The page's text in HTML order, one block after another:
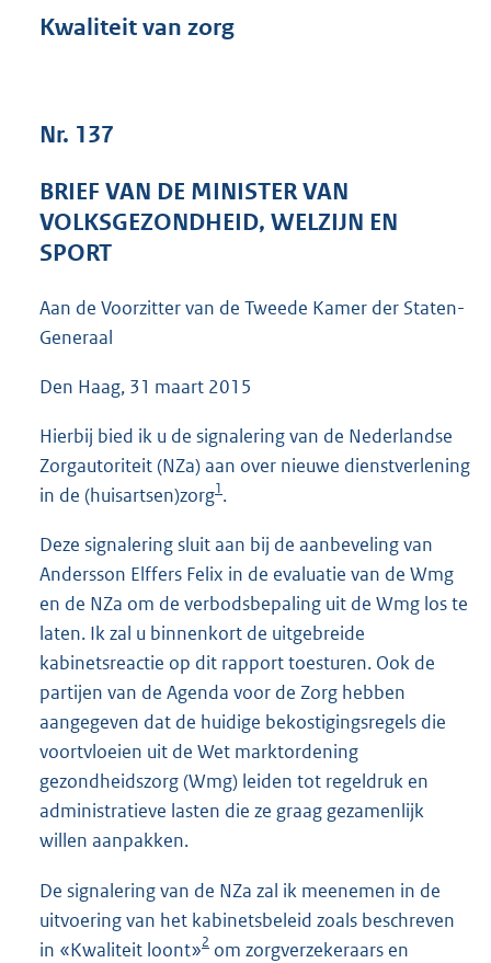
e
:
b
Kwaliteit van zorg
Nr. 137
BRIEF VAN DE MINISTER VAN
VOLKSGEZONDHEID, WELZIJN EN
SPORT
Aan de Voorzitter van de Tweede Kamer der Staten-
Generaal
Den Haag, 31 maart 2015
Hierbij bied ik u de signalering van de Nederlandse
Zorgautoriteit (NZa) aan over nieuwe dienstverlening
in de (huisartsen)zorg1.
Deze signalering sluit aan bij de aanbeveling van
Andersson Elffers Felix in de evaluatie van de Wmg
en de NZa om de verbodsbepaling uit de Wmg los te
laten. Ik zal u binnenkort de uitgebreide
kabinetsreactie op dit rapport toesturen. Ook de
partijen van de Agenda voor de Zorg hebben
aangegeven dat de huidige bekostigingsregels die
voortvloeien uit de Wet marktordening
gezondheidszorg (Wmg) leiden tot regeldruk en
administratieve lasten die ze graag gezamenlijk
willen aanpakken.
De signalering van de NZa zal ik meenemen in de
uitvoering van het kabinetsbeleid zoals beschreven
in «Kwaliteit loont»2 om zorgverzekeraars en